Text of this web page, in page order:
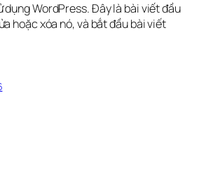
dụng WordPress. Đây là bài viết đầu
hoặc xóa nó, và bắt đầu bài viết